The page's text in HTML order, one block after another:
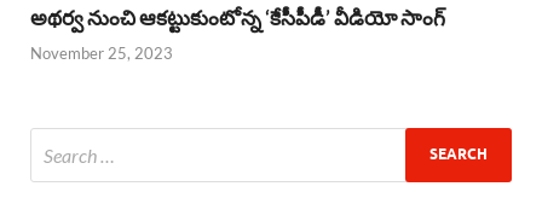
అథర్వ నుంచి ఆకట్టుకుంటోన్న ‘కేసీపీడీ’ వీడియో సాంగ్
November 25, 2023